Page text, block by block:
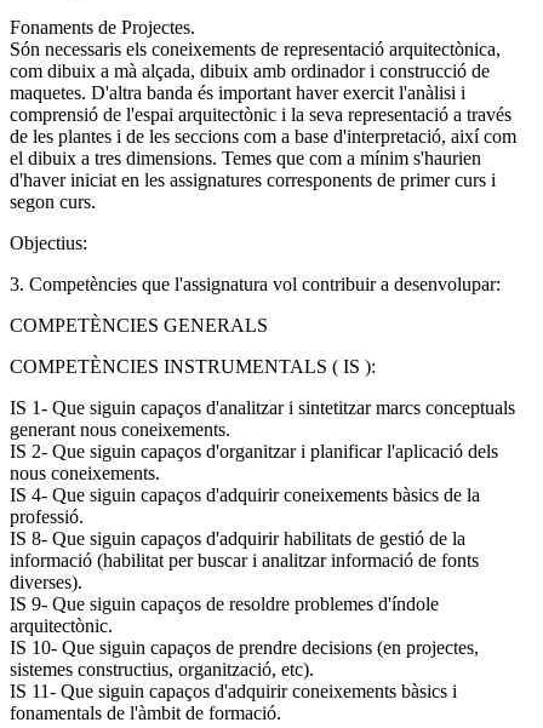
Fonaments de Projectes.
Són necessaris els coneixements de representació arquitectònica,
com dibuix a mà alçada, dibuix amb ordinador i construcció de
maquetes. D'altra banda és important haver exercit l'anàlisi i
comprensió de l'espai arquitectònic i la seva representació a través
de les plantes i de les seccions com a base d'interpretació, així com
el dibuix a tres dimensions. Temes que com a mínim s'haurien
d'haver iniciat en les assignatures corresponents de primer curs i
segon curs.
Objectius:
3. Competències que l'assignatura vol contribuir a desenvolupar:
COMPETÈNCIES GENERALS
COMPETÈNCIES INSTRUMENTALS ( IS ):
IS 1- Que siguin capaços d'analitzar i sintetitzar marcs conceptuals
generant nous coneixements.
IS 2- Que siguin capaços d'organitzar i planificar l'aplicació dels
nous coneixements.
IS 4- Que siguin capaços d'adquirir coneixements bàsics de la
professió.
IS 8- Que siguin capaços d'adquirir habilitats de gestió de la
informació (habilitat per buscar i analitzar informació de fonts
diverses).
IS 9- Que siguin capaços de resoldre problemes d'índole
arquitectònic.
IS 10- Que siguin capaços de prendre decisions (en projectes,
sistemes constructius, organització, etc).
IS 11- Que siguin capaços d'adquirir coneixements bàsics i
fonamentals de l'àmbit de formació.